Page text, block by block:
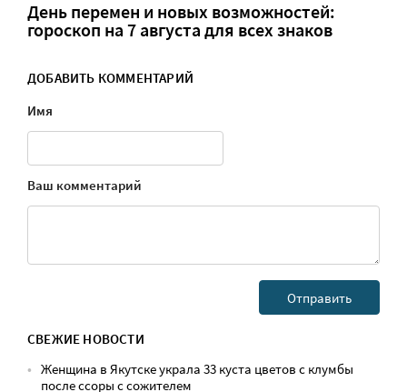
День перемен и новых возможностей:
гороскоп на 7 августа для всех знаков
ДОБАВИТЬ КОММЕНТАРИЙ
Имя
Ваш комментарий
СВЕЖИЕ НОВОСТИ
Женщина в Якутске украла 33 куста цветов с клумбы
после ссоры с сожителем